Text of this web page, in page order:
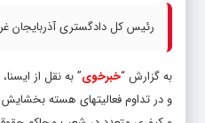
رئیس کل دادگستری آذربایجان غربی از مختومه شدن بیش از ۱۸ فقره
به گزارش “خبرخوی